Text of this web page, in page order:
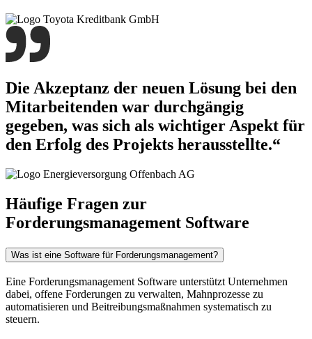
Die Akzeptanz der neuen Lösung bei den
Mitarbeitenden war durchgängig
gegeben, was sich als wichtiger Aspekt für
den Erfolg des Projekts herausstellte.“
Häufige Fragen zur
Forderungsmanagement Software
Was ist eine Software für Forderungsmanagement?
Eine Forderungsmanagement Software unterstützt Unternehmen
dabei, offene Forderungen zu verwalten, Mahnprozesse zu
automatisieren und Beitreibungsmaßnahmen systematisch zu
steuern.